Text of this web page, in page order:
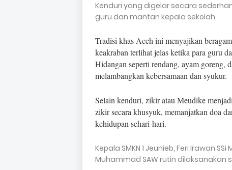
Kenduri yang digelar secara
guru dan mantan kepala sekolah.
Tradisi khas Aceh ini menyajikan
keakraban terlihat jelas ketika para guru
Hidangan seperti rendang, ayam goreng,
melambangkan kebersamaan dan syukur.
Selain kenduri, zikir atau Meudike
zikir secara khusyuk, memanjatkan doa
kehidupan sehari-hari.
Kepala SMKN 1 Jeunieb, Feri Irawan
Muhammad SAW rutin dilaksanakan